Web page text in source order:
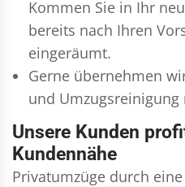
Kommen Sie in Ihr
bereits nach Ihren
eingeräumt.
Gerne übernehmen
und Umzugsreinigung
Unsere Kunden
Kundennähe
Privatumzüge durch